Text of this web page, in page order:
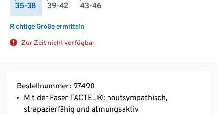
35-38 39-42 43-46
Richtige Größe ermitteln
Zur Zeit nicht verfügbar
Bestellnummer: 97490
Mit der Faser TACTEL®: hautsympathisch,
strapazierfähig und atmungsaktiv